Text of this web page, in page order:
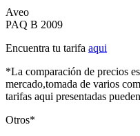
Aveo
PAQ B 2009
Encuentra tu tarifa aqui
*La comparación de precios
mercado,tomada de varios
tarifas aqui presentadas
Otros*